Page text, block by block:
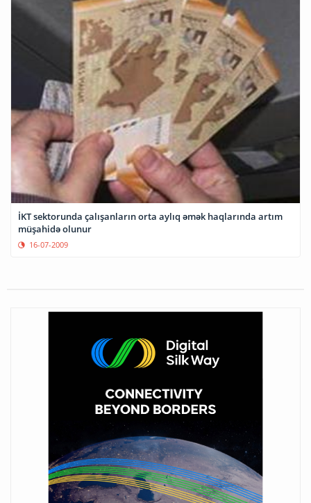
İKT sektorunda çalışanların orta aylıq əmək haqlarında artım
müşahidə olunur
16-07-2009